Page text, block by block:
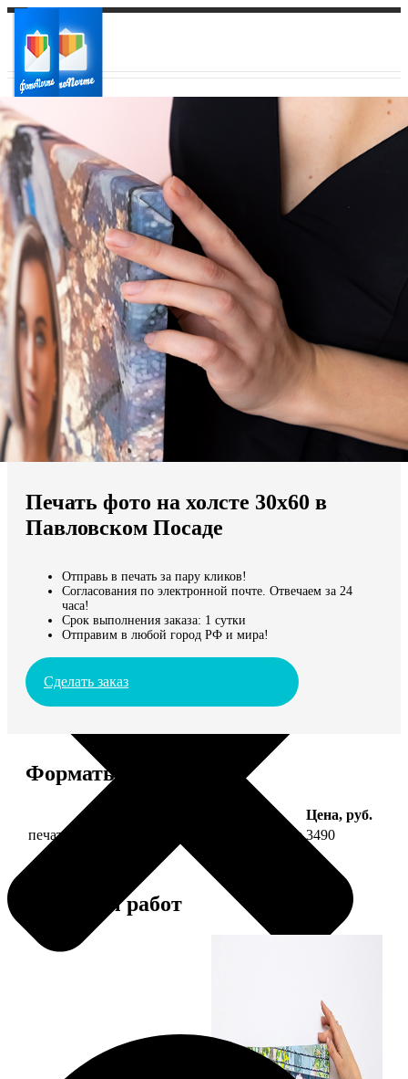
Ваш город:
Ваш регион доставки
Выберите из списка:
Мы доставляем по всему миру
Продолжить без города
Печать фото на холсте 30х60 в
Павловском Посаде
Отправь в печать за пару кликов!
Согласования по электронной почте. Отвечаем за 24
часа!
Срок выполнения заказа: 1 сутки
Отправим в любой город РФ и мира!
Сделать заказ
Форматы и цены
Цена, руб.
печать фото на холсте 30х60 на подрамнике 3490
Примеры работ